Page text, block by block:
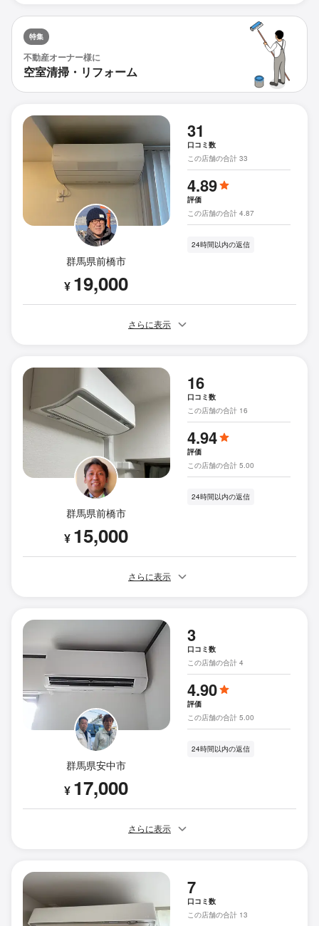
特集
不動産オーナー様に
空室清掃・リフォーム
群馬県前橋市
¥ 19,000
31
口コミ数
この店舗の合計 33
4.89
評価
この店舗の合計 4.87
24時間以内の返信
さらに表示
群馬県前橋市
¥ 15,000
16
口コミ数
この店舗の合計 16
4.94
評価
この店舗の合計 5.00
24時間以内の返信
さらに表示
群馬県安中市
¥ 17,000
3
口コミ数
この店舗の合計 4
4.90
評価
この店舗の合計 5.00
24時間以内の返信
さらに表示
7
口コミ数
この店舗の合計 13